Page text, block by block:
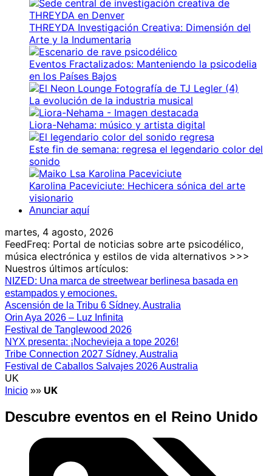
THREYDA Investigación Creativa: Dimensión del
Arte y la Indumentaria
Eventos Fractalizados: Manteniendo la psicodelia
en los Países Bajos
La evolución de la industria musical
Liora-Nehama: músico y artista digital
Este fin de semana: regresa el legendario color del
sonido
Karolina Paceviciute: Hechicera sónica del arte
visionario
Anunciar aquí
martes, 4 agosto, 2026
FeedFreq: Portal de noticias sobre arte psicodélico,
música electrónica y estilos de vida alternativos >>>
Nuestros últimos artículos:
NIZED: Una marca de streetwear berlinesa basada en
estampados y emociones.
Ascensión de la Tribu 6 Sídney, Australia
Orin Aya 2026 – Luz Infinita
Festival de Tanglewood 2026
NYX presenta: ¡Nochevieja a tope 2026!
Tribe Connection 2027 Sídney, Australia
Festival de Caballos Salvajes 2026 Australia
UK
Inicio »» UK
Descubre eventos en el Reino Unido